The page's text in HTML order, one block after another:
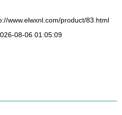
www.elwxnl.com/product/83.html
08-06 01:05:09